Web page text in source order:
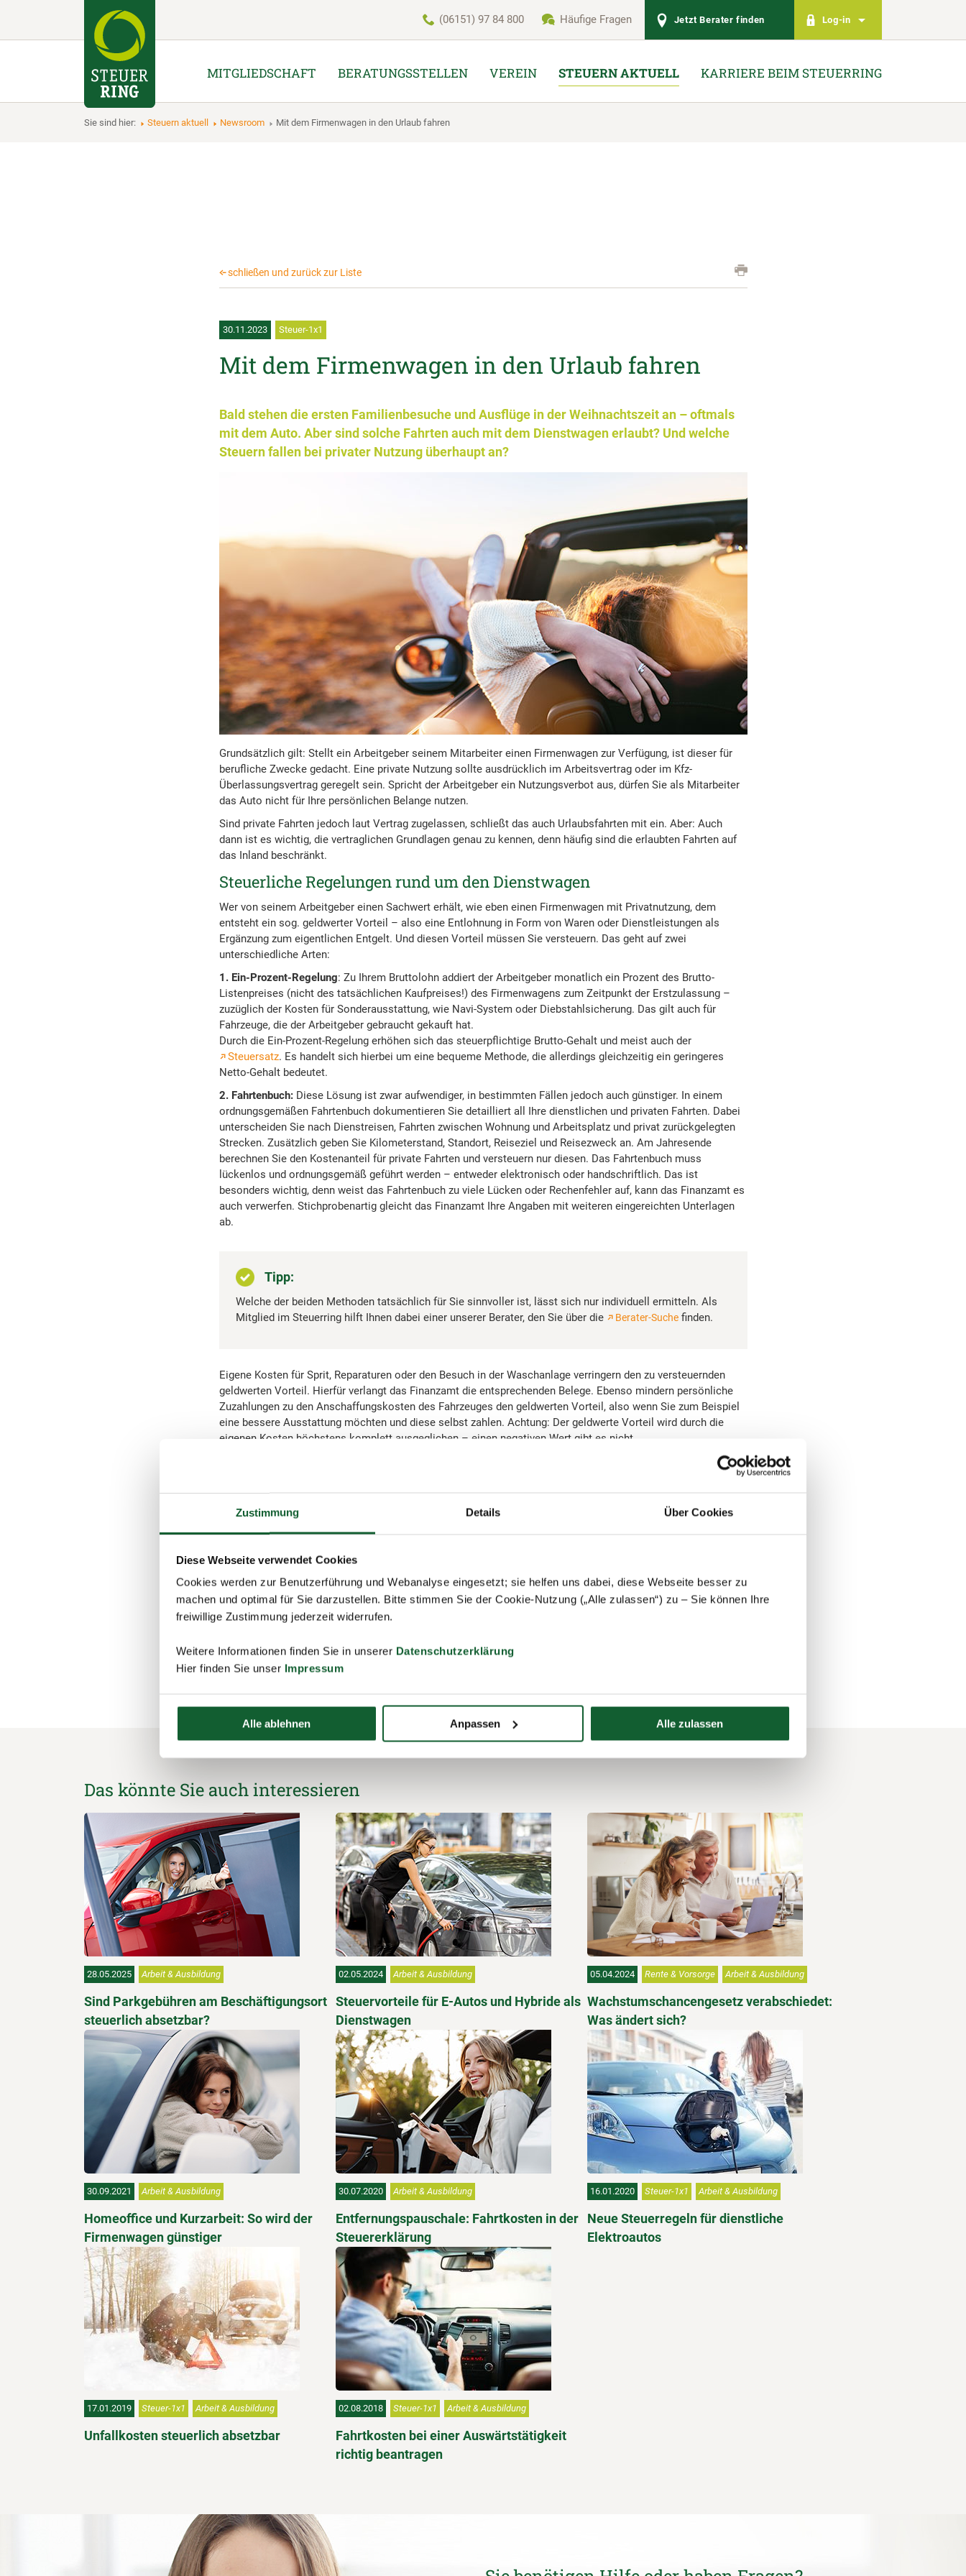
Zustimmung Details Über Cookies
Diese Webseite verwendet Cookies
Cookies werden zur Benutzerführung und Webanalyse eingesetzt; sie helfen uns dabei, diese Webseite besser zu
machen und optimal für Sie darzustellen. Bitte stimmen Sie der Cookie-Nutzung („Alle zulassen“) zu – Sie können Ihre
freiwillige Zustimmung jederzeit widerrufen.
Weitere Informationen finden Sie in unserer Datenschutzerklärung
Hier finden Sie unser Impressum
Alle ablehnen Anpassen Alle zulassen
(06151) 97 84 800 Häufige Fragen Jetzt Berater finden Log-in
MITGLIEDSCHAFT BERATUNGSSTELLEN VEREIN STEUERN AKTUELL KARRIERE BEIM STEUERRING
Sie sind hier: Steuern aktuell Newsroom Mit dem Firmenwagen in den Urlaub fahren
schließen und zurück zur Liste
30.11.2023 Steuer-1x1
Mit dem Firmenwagen in den Urlaub fahren
Bald stehen die ersten Familienbesuche und Ausflüge in der Weihnachtszeit an – oftmals
mit dem Auto. Aber sind solche Fahrten auch mit dem Dienstwagen erlaubt? Und welche
Steuern fallen bei privater Nutzung überhaupt an?
Grundsätzlich gilt: Stellt ein Arbeitgeber seinem Mitarbeiter einen Firmenwagen zur Verfügung, ist dieser für
berufliche Zwecke gedacht. Eine private Nutzung sollte ausdrücklich im Arbeitsvertrag oder im Kfz-
Überlassungsvertrag geregelt sein. Spricht der Arbeitgeber ein Nutzungsverbot aus, dürfen Sie als Mitarbeiter
das Auto nicht für Ihre persönlichen Belange nutzen.
Sind private Fahrten jedoch laut Vertrag zugelassen, schließt das auch Urlaubsfahrten mit ein. Aber: Auch
dann ist es wichtig, die vertraglichen Grundlagen genau zu kennen, denn häufig sind die erlaubten Fahrten auf
das Inland beschränkt.
Steuerliche Regelungen rund um den Dienstwagen
Wer von seinem Arbeitgeber einen Sachwert erhält, wie eben einen Firmenwagen mit Privatnutzung, dem
entsteht ein sog. geldwerter Vorteil – also eine Entlohnung in Form von Waren oder Dienstleistungen als
Ergänzung zum eigentlichen Entgelt. Und diesen Vorteil müssen Sie versteuern. Das geht auf zwei
unterschiedliche Arten:
1. Ein-Prozent-Regelung: Zu Ihrem Bruttolohn addiert der Arbeitgeber monatlich ein Prozent des Brutto-
Listenpreises (nicht des tatsächlichen Kaufpreises!) des Firmenwagens zum Zeitpunkt der Erstzulassung –
zuzüglich der Kosten für Sonderausstattung, wie Navi-System oder Diebstahlsicherung. Das gilt auch für
Fahrzeuge, die der Arbeitgeber gebraucht gekauft hat.
Durch die Ein-Prozent-Regelung erhöhen sich das steuerpflichtige Brutto-Gehalt und meist auch der
Steuersatz. Es handelt sich hierbei um eine bequeme Methode, die allerdings gleichzeitig ein geringeres
Netto-Gehalt bedeutet.
2. Fahrtenbuch:Diese Lösung ist zwar aufwendiger, in bestimmten Fällen jedoch auch günstiger. In einem
ordnungsgemäßen Fahrtenbuch dokumentieren Sie detailliert all Ihre dienstlichen und privaten Fahrten. Dabei
unterscheiden Sie nach Dienstreisen, Fahrten zwischen Wohnung und Arbeitsplatz und privat zurückgelegten
Strecken. Zusätzlich geben Sie Kilometerstand, Standort, Reiseziel und Reisezweck an. Am Jahresende
berechnen Sie den Kostenanteil für private Fahrten und versteuern nur diesen. Das Fahrtenbuch muss
lückenlos und ordnungsgemäß geführt werden – entweder elektronisch oder handschriftlich. Das ist
besonders wichtig, denn weist das Fahrtenbuch zu viele Lücken oder Rechenfehler auf, kann das Finanzamt es
auch verwerfen. Stichprobenartig gleicht das Finanzamt Ihre Angaben mit weiteren eingereichten Unterlagen
ab.
Tipp:
Welche der beiden Methoden tatsächlich für Sie sinnvoller ist, lässt sich nur individuell ermitteln. Als
Mitglied im Steuerring hilft Ihnen dabei einer unserer Berater, den Sie über die
Berater-Suchefinden.
Eigene Kosten für Sprit, Reparaturen oder den Besuch in der Waschanlage verringern den zu versteuernden
geldwerten Vorteil. Hierfür verlangt das Finanzamt die entsprechenden Belege. Ebenso mindern persönliche
Zuzahlungen zu den Anschaffungskosten des Fahrzeuges den geldwerten Vorteil, also wenn Sie zum Beispiel
eine bessere Ausstattung möchten und diese selbst zahlen. Achtung: Der geldwerte Vorteil wird durch die
eigenen Kosten höchstens komplett ausgeglichen – einen negativen Wert gibt es nicht.
Entfernungskilometer oder die tatsächlichen Einzelfahrten mit 0,002 Prozent des Listenpreises pro
Einzelbewertung günstiger.
schließen und zurück zur Liste
Das könnte Sie auch interessieren
28.05.2025 Arbeit & Ausbildung
Sind Parkgebühren am Beschäftigungsort
steuerlich absetzbar?
02.05.2024 Arbeit & Ausbildung
Steuervorteile für E-Autos und Hybride als
Dienstwagen
05.04.2024 Rente & Vorsorge Arbeit & Ausbildung
Wachstumschancengesetz verabschiedet:
Was ändert sich?
30.09.2021 Arbeit & Ausbildung
Homeoffice und Kurzarbeit: So wird der
Firmenwagen günstiger
30.07.2020 Arbeit & Ausbildung
Entfernungspauschale: Fahrtkosten in der
Steuererklärung
16.01.2020 Steuer-1x1 Arbeit & Ausbildung
Neue Steuerregeln für dienstliche
Elektroautos
17.01.2019 Steuer-1x1 Arbeit & Ausbildung
Unfallkosten steuerlich absetzbar
02.08.2018 Steuer-1x1 Arbeit & Ausbildung
Fahrtkosten bei einer Auswärtstätigkeit
richtig beantragen